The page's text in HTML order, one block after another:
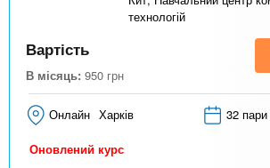
технологій
Вартість
В місяць: 950 грн
Онлайн Харків 32 пари
Оновлений курс